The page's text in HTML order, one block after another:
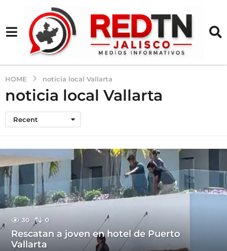
HOME noticia local Vallarta
noticia local Vallarta
Recent
30 0
Rescatan a joven en hotel de Puerto
Vallarta